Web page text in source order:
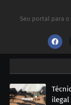
Seu portal para